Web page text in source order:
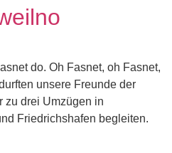
do. Oh Fasnet, oh Fasnet,
unsere Freunde der
zu drei Umzügen in
Friedrichshafen begleiten.